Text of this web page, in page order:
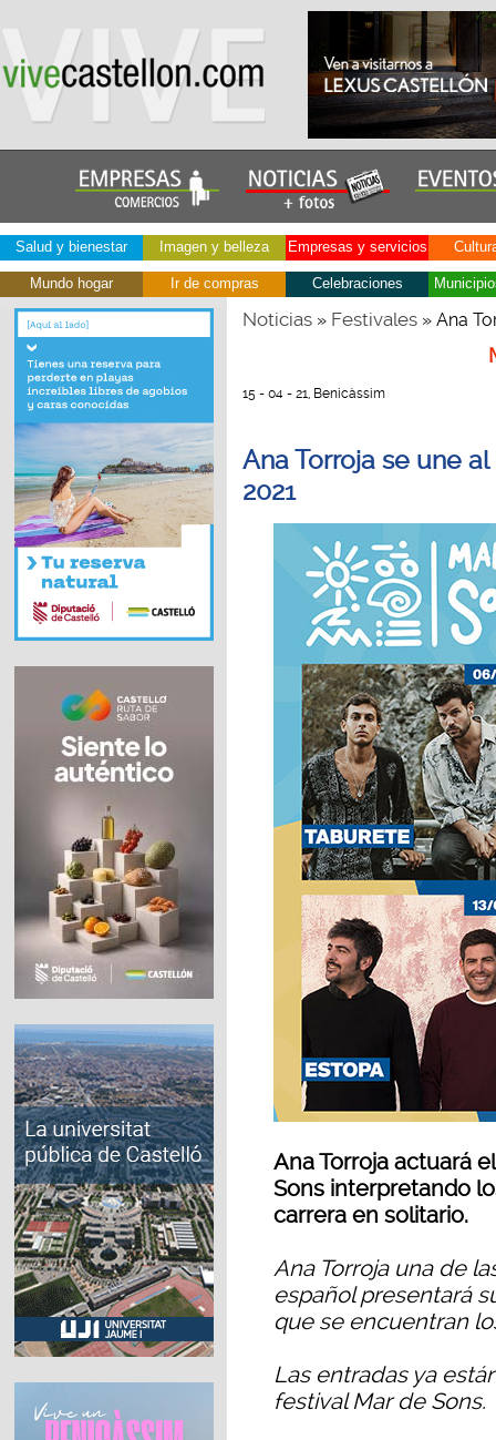
Salud y bienestar Imagen y belleza Empresas y servicios
Mundo hogar Ir de compras Celebraciones
Noticias» Festivales» Ana
15 - 04 - 21, Benicàssim
Ana Torroja se une
2021
Ana Torroja actuará
Sons interpretando
carrera en solitario.
Ana Torroja una de
español presentará
que se encuentran
Las entradas ya
festival Mar de Sons.